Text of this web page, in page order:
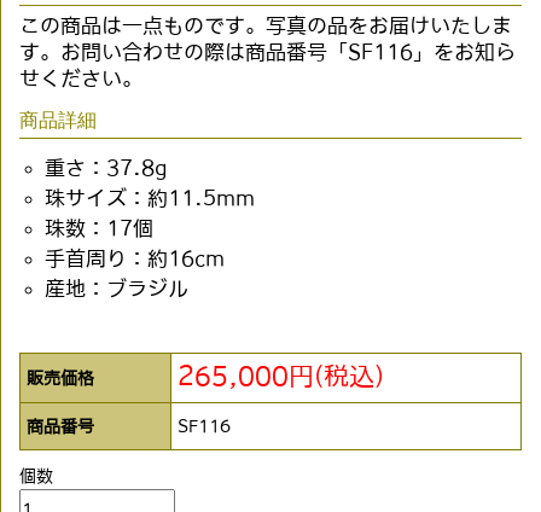
この商品は一点ものです。写真の品をお届けいたしま
す。お問い合わせの際は商品番号「SF116」をお知ら
せください。
商品詳細
重さ：37.8g
珠サイズ：約11.5mm
珠数：17個
手首周り：約16cm
産地：ブラジル
販売価格 265,000円(税込)
商品番号 SF116
個数